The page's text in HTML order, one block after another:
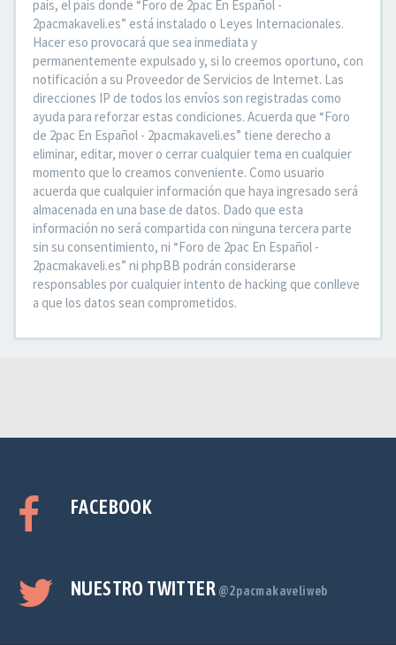
país, el país donde “Foro de 2pac En Español -
2pacmakaveli.es” está instalado o Leyes Internacionales.
Hacer eso provocará que sea inmediata y
permanentemente expulsado y, si lo creemos oportuno, con
notificación a su Proveedor de Servicios de Internet. Las
direcciones IP de todos los envíos son registradas como
ayuda para reforzar estas condiciones. Acuerda que “Foro
de 2pac En Español - 2pacmakaveli.es” tiene derecho a
eliminar, editar, mover o cerrar cualquier tema en cualquier
momento que lo creamos conveniente. Como usuario
acuerda que cualquier información que haya ingresado será
almacenada en una base de datos. Dado que esta
información no será compartida con ninguna tercera parte
sin su consentimiento, ni “Foro de 2pac En Español -
2pacmakaveli.es” ni phpBB podrán considerarse
responsables por cualquier intento de hacking que conlleve
a que los datos sean comprometidos.
FACEBOOK
NUESTRO TWITTER @2pacmakaveliweb